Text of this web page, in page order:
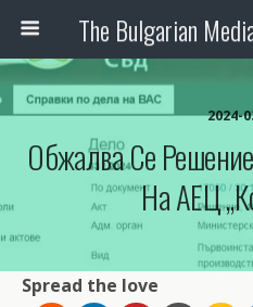
2024-
Обжалва Се
На АЕЦ
Spread the love